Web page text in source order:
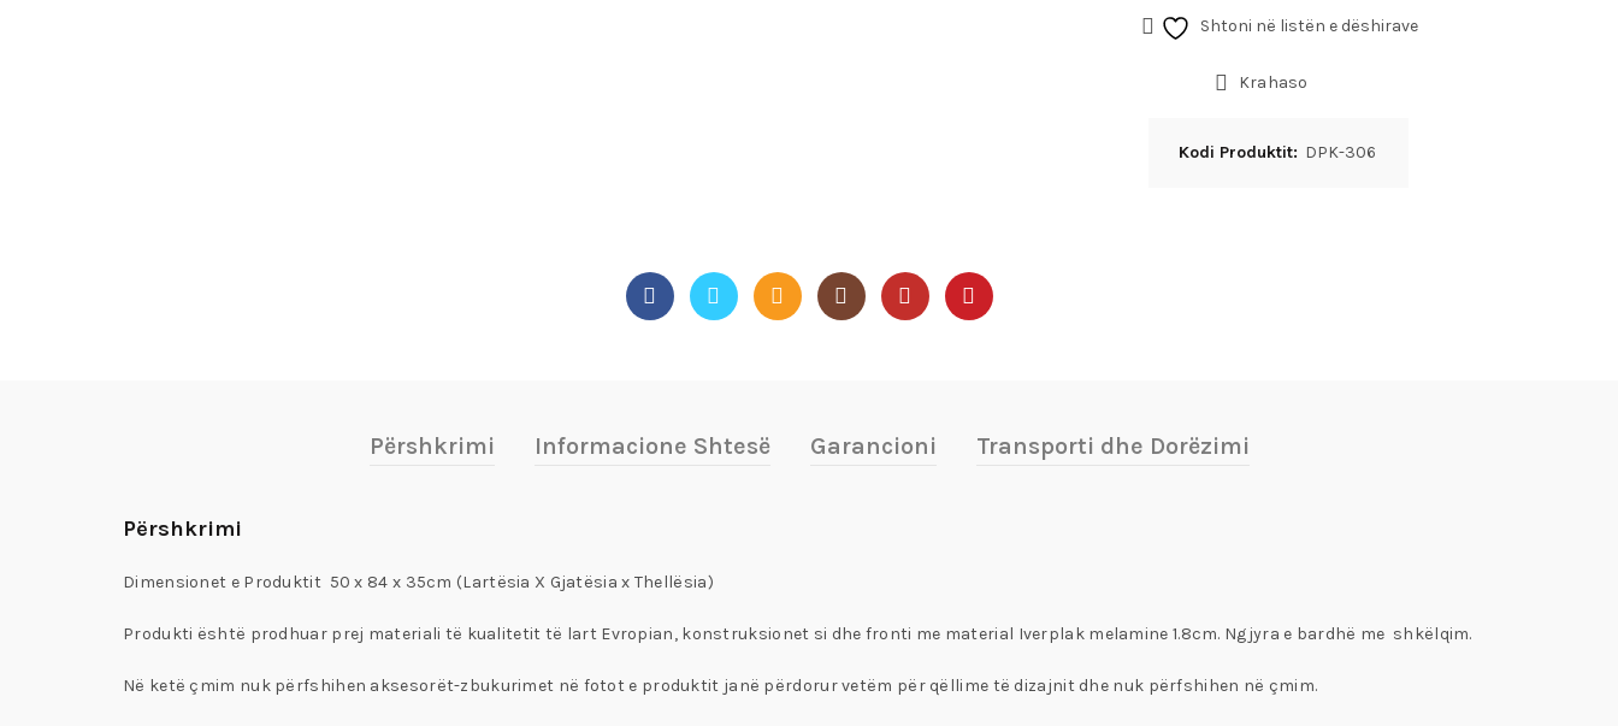
Shtoni në listën e dëshirave
Krahaso
Kodi Produktit: DPK-306
Përshkrimi Informacione Shtesë Garancioni Transporti dhe Dorëzimi
Përshkrimi
Dimensionet e Produktit 50 x 84 x 35cm (Lartësia X Gjatësia x Thellësia)
Produkti është prodhuar prej materiali të kualitetit të lart Evropian, konstruksionet si dhe fronti me material Iverplak melamine 1.8cm. Ngjyra e bardhë me shkëlqim.
Në ketë çmim nuk përfshihen aksesorët-zbukurimet në fotot e produktit janë përdorur vetëm për qëllime të dizajnit dhe nuk përfshihen në çmim.